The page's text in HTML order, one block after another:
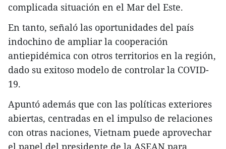
complicada situación en el Mar del Este.
En tanto, señaló las oportunidades del país
indochino de ampliar la cooperación
antiepidémica con otros territorios en la región,
dado su exitoso modelo de controlar la COVID-
19.
Apuntó además que con las políticas exteriores
abiertas, centradas en el impulso de relaciones
con otras naciones, Vietnam puede aprovechar
el papel del presidente de la ASEAN para